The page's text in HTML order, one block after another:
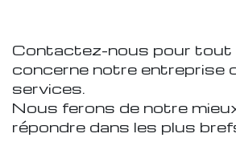
Contactez-nous pour tout
concerne notre entreprise
services.
Nous ferons de notre
répondre dans les plus